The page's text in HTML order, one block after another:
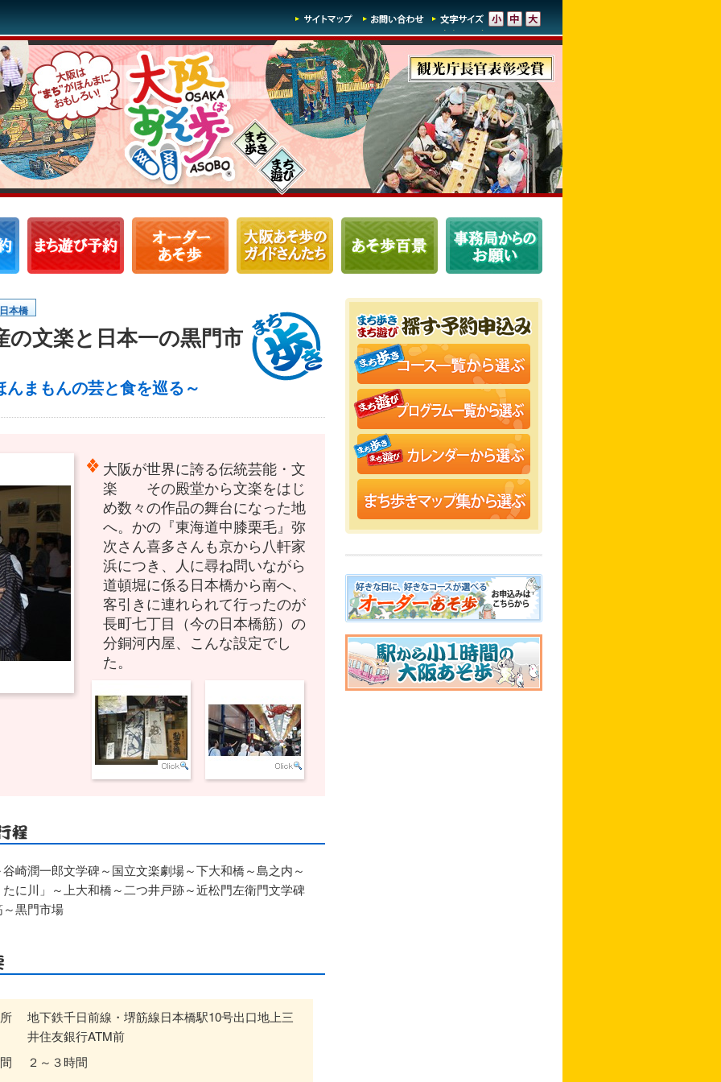
本橋
の文楽と日本一の黒門市
んまもんの芸と食を巡る～
大阪が世界に誇る伝統芸能・文
楽 その殿堂から文楽をはじ
め数々の作品の舞台になった地
へ。かの『東海道中膝栗毛』弥
次さん喜多さんも京から八軒家
浜につき、人に尋ね問いながら
道頓堀に係る日本橋から南へ、
客引きに連れられて行ったのが
長町七丁目（今の日本橋筋）の
分銅河内屋、こんな設定でし
た。
崎潤一郎文学碑～国立文楽劇場～下大和橋～島之内～
に川」～上大和橋～二つ井戸跡～近松門左衛門文学碑
黒門市場
地下鉄千日前線・堺筋線日本橋駅10号出口地上三
井住友銀行ATM前
２～３時間